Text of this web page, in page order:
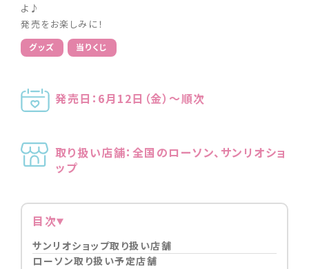
よ♪
発売をお楽しみに！
グッズ 当りくじ
発売日：6月12日（金）～順次
取り扱い店舗：全国のローソン、サンリオショ
ップ
目次
サンリオショップ取り扱い店舗
ローソン取り扱い予定店舗